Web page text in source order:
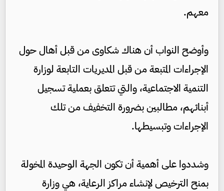
معهم.
وأوضح النواب أن هناك شكاوى من قبل أهال حول
الإجراءات المتبعة من قبل المديريات التابعة لوزارة
التنمية الاجتماعية، والتي تتعلق بعملية تسجيل
أبنائهم، مطالبين بضرورة التخفيف من تلك
الإجراءات وتبسيطها.
وشددوا على أهمية أن تكون الجهة الوحيدة المخولة
بمنح الترخيص لإنشاء مراكز الرعاية، هي وزارة